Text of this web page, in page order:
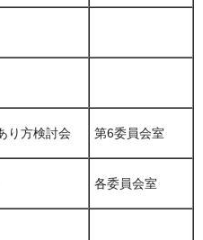
り方検討会 第6委員会室
各委員会室